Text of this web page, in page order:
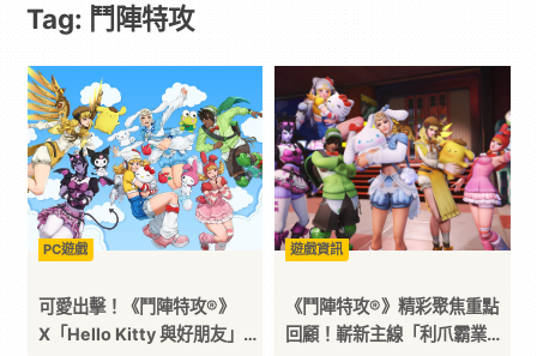
戲
｜
動
漫
二
Tag: 鬥陣特攻
PC遊戲
可愛出擊！《鬥陣特攻®》
X「Hello Kitty 與好朋友」夢
遊戲資訊
《鬥陣特攻®》精彩聚焦重點
回顧！嶄新主線「利爪霸業」